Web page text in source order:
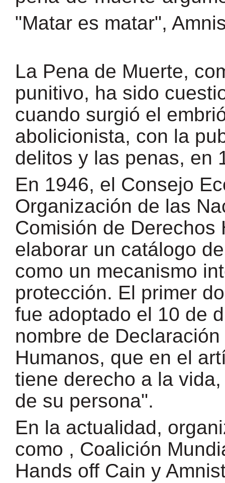
"Matar es matar",
La Pena de Muerte,
punitivo, ha sido
cuando surgió el
abolicionista, con la
delitos y las penas, en
En 1946, el Consejo
Organización de las
Comisión de
elaborar un catálogo
como un mecanismo
protección. El primer
fue adoptado el 10 de
nombre de
Humanos, que en el
tiene derecho a la
de su persona".
En la actualidad,
como , Coalición
Hands off Cain y